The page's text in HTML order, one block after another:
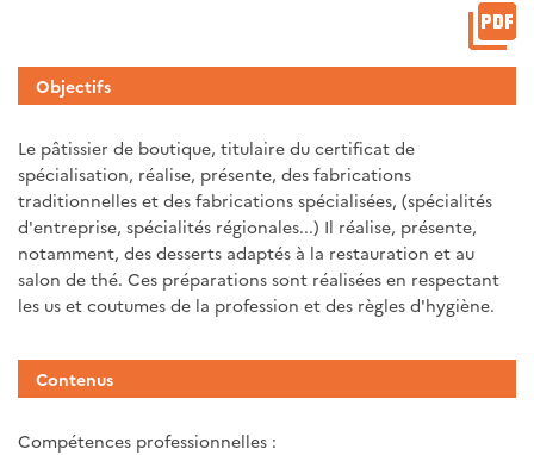
Objectifs
Le pâtissier de boutique, titulaire du certificat de
spécialisation, réalise, présente, des fabrications
traditionnelles et des fabrications spécialisées, (spécialités
d'entreprise, spécialités régionales...) Il réalise, présente,
notamment, des desserts adaptés à la restauration et au
salon de thé. Ces préparations sont réalisées en respectant
les us et coutumes de la profession et des règles d'hygiène.
Contenus
Compétences professionnelles :